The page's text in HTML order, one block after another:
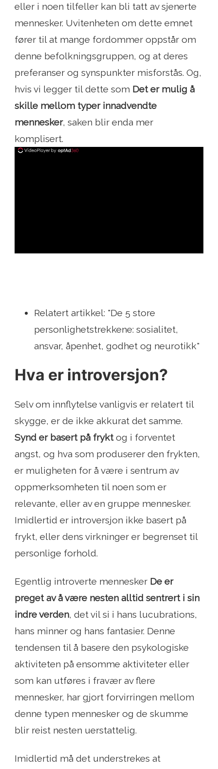
eller i noen tilfeller kan bli tatt av sjenerte
mennesker. Uvitenheten om dette emnet
fører til at mange fordommer oppstår om
denne befolkningsgruppen, og at deres
preferanser og synspunkter misforstås. Og,
hvis vi legger til dette som Det er mulig å
skille mellom typer innadvendte
mennesker, saken blir enda mer
komplisert.
Relatert artikkel: "De 5 store
personlighetstrekkene: sosialitet,
ansvar, åpenhet, godhet og neurotikk"
Hva er introversjon?
Selv om innflytelse vanligvis er relatert til
skygge, er de ikke akkurat det samme.
Synd er basert på fryktog i forventet
angst, og hva som produserer den frykten,
er muligheten for å være i sentrum av
oppmerksomheten til noen som er
relevante, eller av en gruppe mennesker.
Imidlertid er introversjon ikke basert på
frykt, eller dens virkninger er begrenset til
personlige forhold.
Egentlig introverte mennesker De er
preget av å være nesten alltid sentrert i sin
indre verden, det vil si i hans lucubrations,
hans minner og hans fantasier. Denne
tendensen til å basere den psykologiske
aktiviteten på ensomme aktiviteter eller
som kan utføres i fravær av flere
mennesker, har gjort forvirringen mellom
denne typen mennesker og de skumme
blir reist nesten uerstattelig.
Imidlertid må det understrekes at